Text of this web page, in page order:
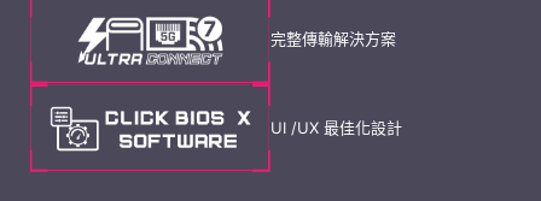
完整傳輸解決方案
UI /UX 最佳化設計